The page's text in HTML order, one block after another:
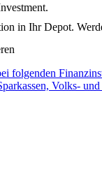
in Ihr Depot.
folgenden
Volks-